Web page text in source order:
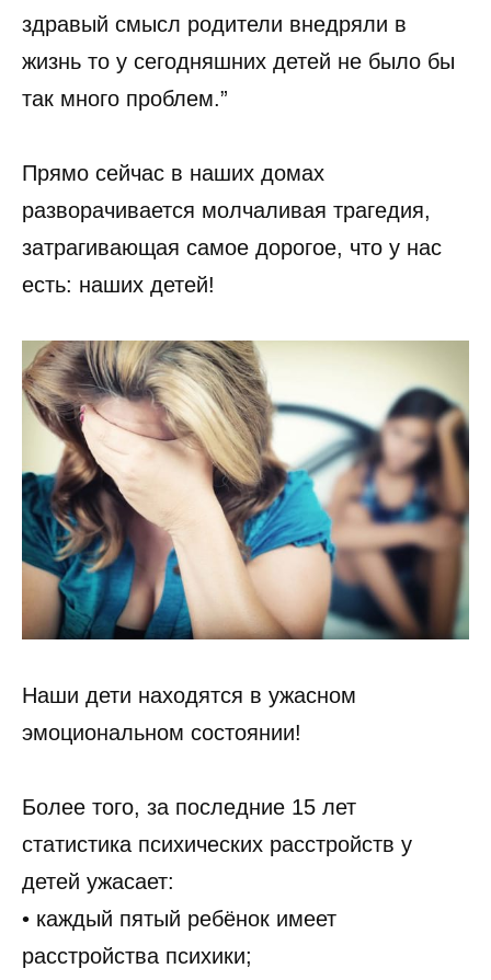
здравый смысл родители внедряли в
жизнь то у сегодняшних детей не было бы
так много проблем.”
Прямо сейчас в наших домах
разворачивается молчаливая трагедия,
затрагивающая самое дорогое, что у нас
есть: наших детей!
Наши дети находятся в ужасном
эмоциональном состоянии!
Более того, за последние 15 лет
статистика психических расстройств у
детей ужасает:
• каждый пятый ребёнок имеет
расстройства психики;